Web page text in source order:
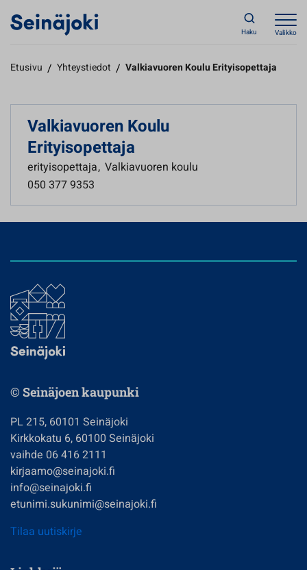
Haku Valikko
Etusivu / Yhteystiedot / Valkiavuoren Koulu Erityisopettaja
Valkiavuoren Koulu
Erityisopettaja
erityisopettaja, Valkiavuoren koulu
050 377 9353
© Seinäjoen kaupunki
PL 215, 60101 Seinäjoki
Kirkkokatu 6, 60100 Seinäjoki
vaihde 06 416 2111
kirjaamo@seinajoki.fi
info@seinajoki.fi
etunimi.sukunimi@seinajoki.fi
Tilaa uutiskirje